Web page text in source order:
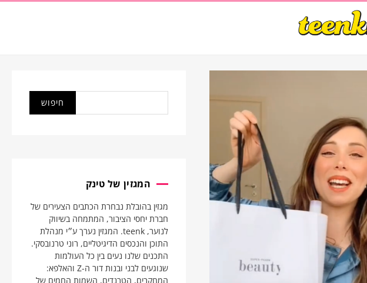
המגזין של טינק
מגזין בהובלת נבחרת הכתבים הצעירים של
חברת יחסי הציבור, המתמחה בשיווק
לנוער, teenk. המגזין נערך ע״י מנהלת
התוכן והנכסים הדיגיטליים, רוני טרנובסקי.
התכנים שלנו נעים בין כל העולמות
שנוגעים לבני ובנות דור ה-Z והאלפא:
המחקרים, הטרנדים, השמות החמים של